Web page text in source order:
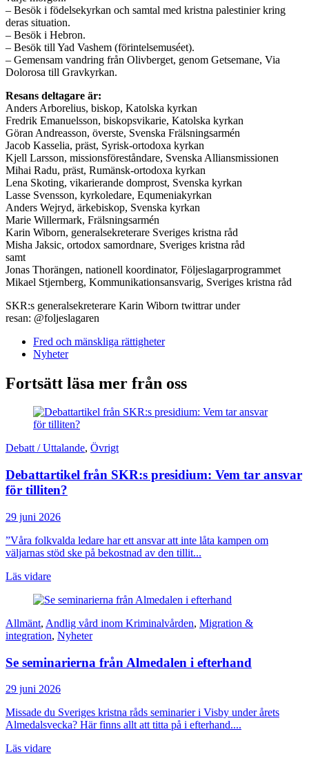
– Besök i födelsekyrkan och samtal med kristna palestinier kring
deras situation.
– Besök i Hebron.
– Besök till Yad Vashem (förintelsemuséet).
– Gemensam vandring från Olivberget, genom Getsemane, Via
Dolorosa till Gravkyrkan.
Resans deltagare är:
Anders Arborelius, biskop, Katolska kyrkan
Fredrik Emanuelsson, biskopsvikarie, Katolska kyrkan
Göran Andreasson, överste, Svenska Frälsningsarmén
Jacob Kasselia, präst, Syrisk-ortodoxa kyrkan
Kjell Larsson, missionsföreståndare, Svenska Alliansmissionen
Mihai Radu, präst, Rumänsk-ortodoxa kyrkan
Lena Skoting, vikarierande domprost, Svenska kyrkan
Lasse Svensson, kyrkoledare, Equmeniakyrkan
Anders Wejryd, ärkebiskop, Svenska kyrkan
Marie Willermark, Frälsningsarmén
Karin Wiborn, generalsekreterare Sveriges kristna råd
Misha Jaksic, ortodox samordnare, Sveriges kristna råd
samt
Jonas Thorängen, nationell koordinator, Följeslagarprogrammet
Mikael Stjernberg, Kommunikationsansvarig, Sveriges kristna råd
SKR:s generalsekreterare Karin Wiborn twittrar under
resan: @foljeslagaren
Fred och mänskliga rättigheter
Nyheter
Fortsätt läsa mer från oss
Debatt / Uttalande, Övrigt
Debattartikel från SKR:s presidium: Vem tar ansvar
för tilliten?
29 juni 2026
”Våra folkvalda ledare har ett ansvar att inte låta kampen om
väljarnas stöd ske på bekostnad av den tillit...
Läs vidare
Allmänt, Andlig vård inom Kriminalvården, Migration &
integration, Nyheter
Se seminarierna från Almedalen i efterhand
29 juni 2026
Missade du Sveriges kristna råds seminarier i Visby under årets
Almedalsvecka? Här finns allt att titta på i efterhand....
Läs vidare